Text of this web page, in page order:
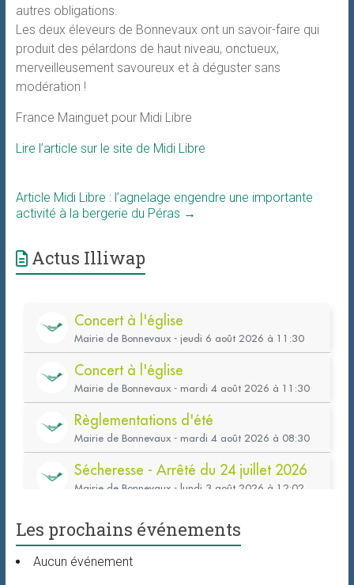
autres obligations.
Les deux éleveurs de Bonnevaux ont un savoir-faire qui
produit des pélardons de haut niveau, onctueux,
merveilleusement savoureux et à déguster sans
modération !
France Mainguet pour Midi Libre
Lire l’article sur le site de Midi Libre
Article Midi Libre : l’agnelage engendre une importante
activité à la bergerie du Péras →
Actus Illiwap
Les prochains événements
Aucun événement